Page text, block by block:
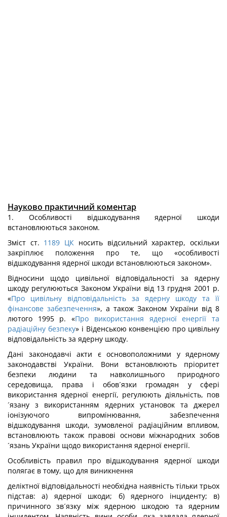
Науково практичний коментар
1. Особливості відшкодування ядерної шкоди
встановлюються законом.
Зміст ст. 1189 ЦК носить відсильний характер, оскільки
закріплює положення про те, що «особливості
відшкодування ядерної шкоди встановлюються законом».
Відносини щодо цивільної відповідальності за ядерну
шкоду регулюються Законом України від 13 грудня 2001 р.
«Про цивільну відповідальність за ядерну шкоду та її
фінансове забезпечення», а також Законом України від 8
лютого 1995 р. «Про використання ядерної енергії та
радіаційну безпеку» і Віденською конвенцією про цивільну
відповідальність за ядерну шкоду.
Дані законодавчі акти є основоположними у ядерному
законодавстві України. Вони встановлюють пріоритет
безпеки людини та навколишнього природного
середовища, права і обов´язки громадян у сфері
використання ядерної енергії, регулюють діяльність, пов
´язану з використанням ядерних установок та джерел
іонізуючого випромінювання, забезпечення
відшкодування шкоди, зумовленої радіаційним впливом,
встановлюють також правові основи міжнародних зобов
´язань України щодо використання ядерної енергії.
Особливість правил про відшкодування ядерної шкоди
полягає в тому, що для виникнення
деліктної відповідальності необхідна наявність тільки трьох
підстав: а) ядерної шкоди; б) ядерного інциденту; в)
причинного зв´язку між ядерною шкодою та ядерним